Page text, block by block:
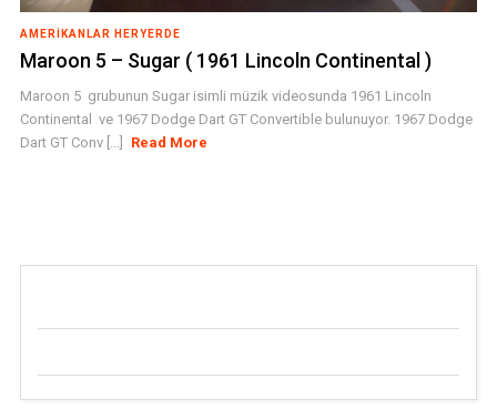
AMERIKANLAR HERYERDE
Maroon 5 – Sugar ( 1961 Lincoln Continental )
Maroon 5 grubunun Sugar isimli müzik videosunda 1961 Lincoln
Continental ve 1967 Dodge Dart GT Convertible bulunuyor. 1967 Dodge
Dart GT Conv [...]
Read More